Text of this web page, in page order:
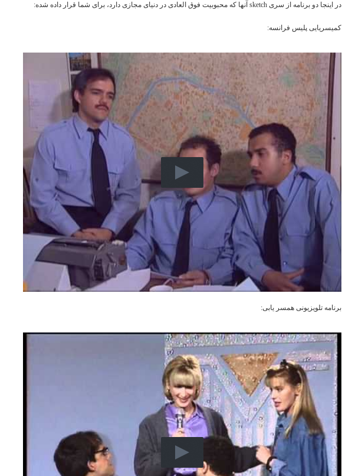
در اینجا دو برنامه از سری sketch آنها که محبوبیت فوق العادی در دنیای مجازی دارد، برای شما قرار داده شده:
کمیسریایی پلیس فرانسه:
برنامه تلویزیونی همسر یابی: